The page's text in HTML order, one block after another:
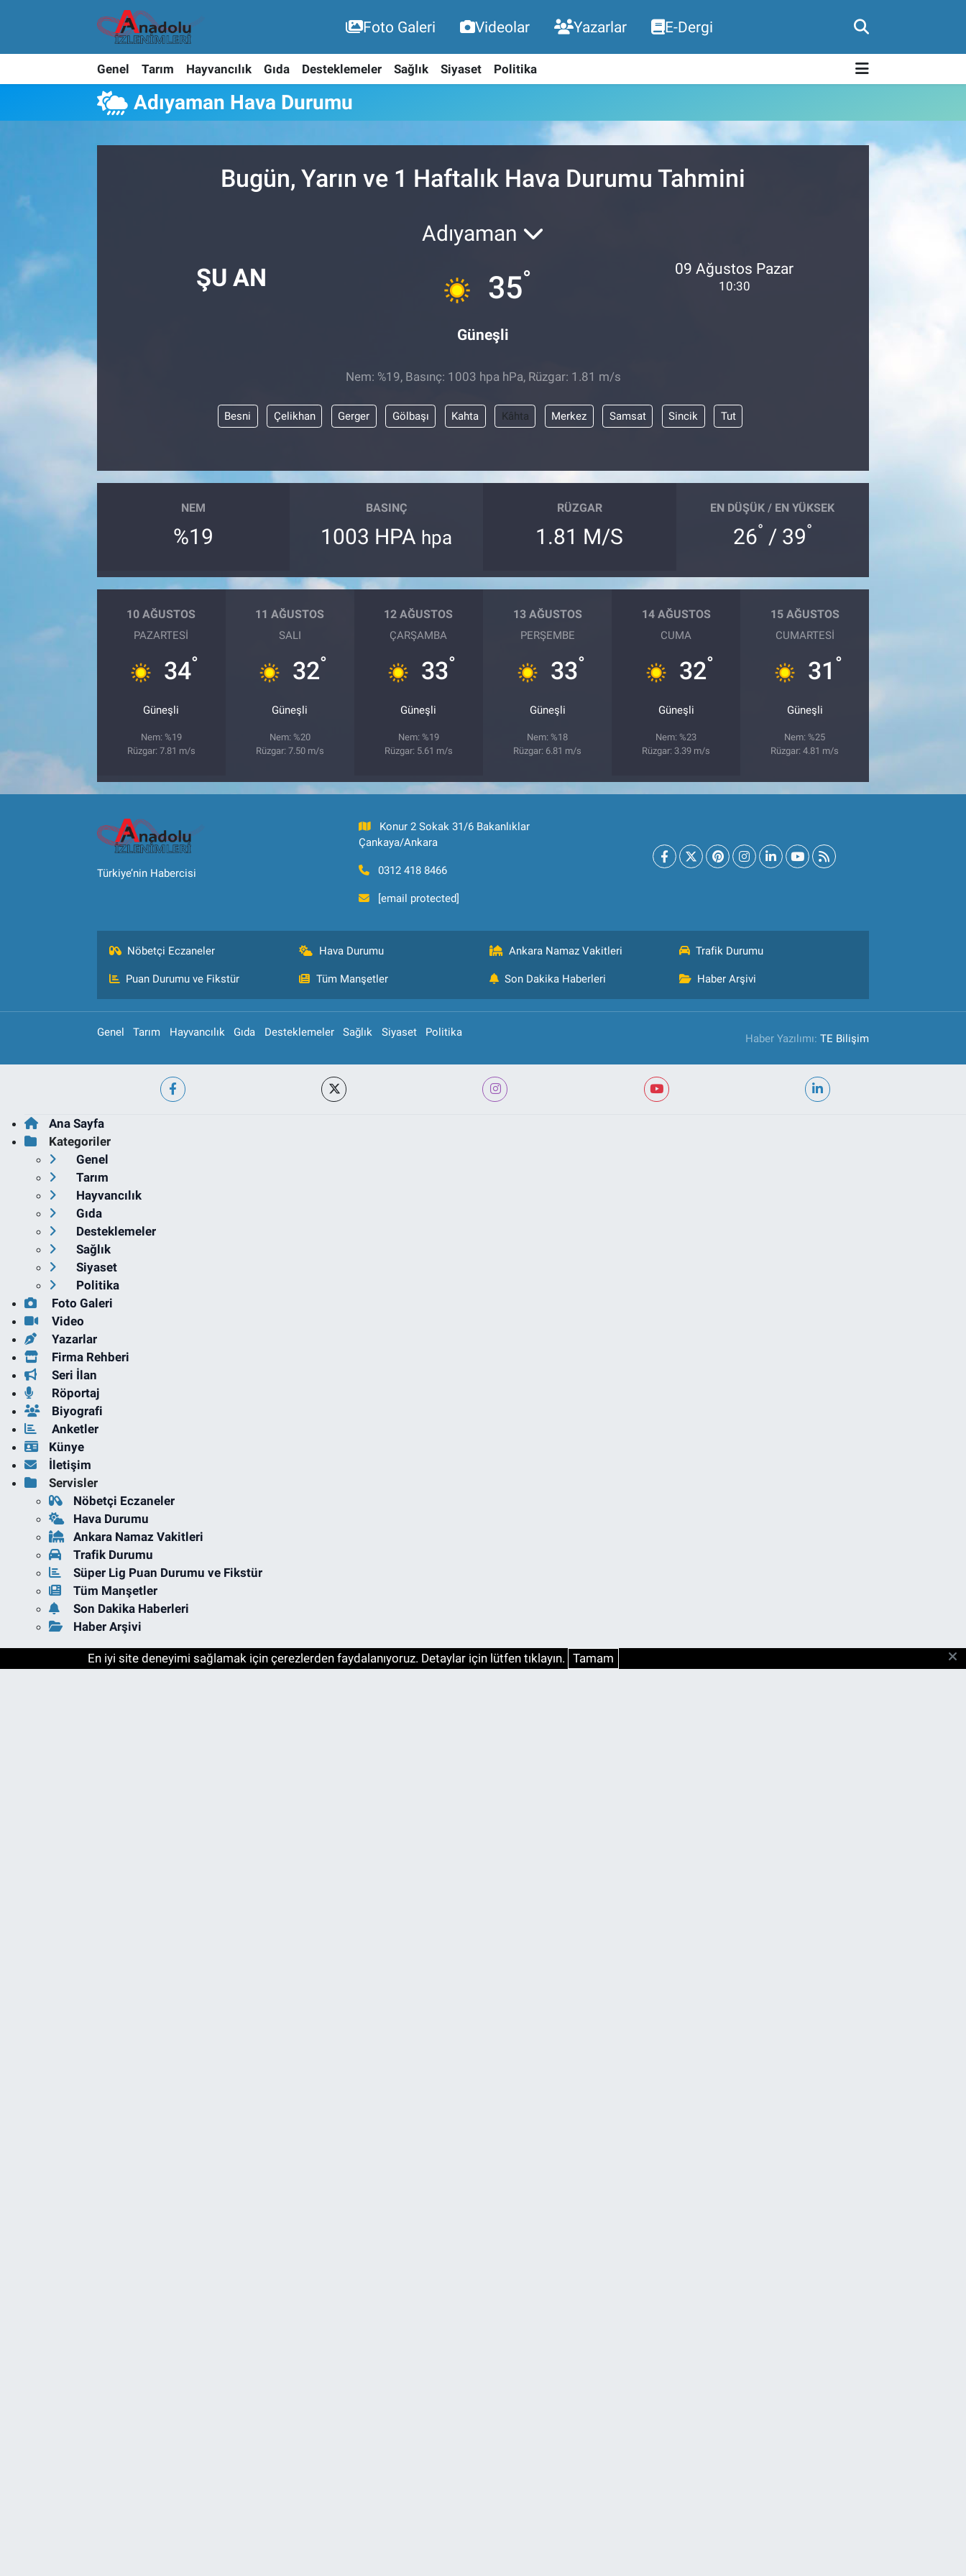
Foto Galeri Videolar Yazarlar E-Dergi
Genel Tarım Hayvancılık Gıda Desteklemeler Sağlık Siyaset Politika
Adıyaman Hava Durumu
Bugün, Yarın ve 1 Haftalık Hava Durumu Tahmini
ŞU AN
Adıyaman
35°
Güneşli
09 Ağustos Pazar
10:30
Nem: %19, Basınç: 1003 hpa hPa, Rüzgar: 1.81 m/s
Besni Çelikhan Gerger Gölbaşı Kahta Kâhta Merkez Samsat Sincik Tut
NEM
%19
BASINÇ
1003 HPA hpa
RÜZGAR
1.81 M/S
EN DÜŞÜK / EN YÜKSEK
26° / 39°
10 AĞUSTOS
PAZARTESI
34°
Güneşli
Nem: %19
Rüzgar: 7.81 m/s
11 AĞUSTOS
SALI
32°
Güneşli
Nem: %20
Rüzgar: 7.50 m/s
12 AĞUSTOS
ÇARŞAMBA
33°
Güneşli
Nem: %19
Rüzgar: 5.61 m/s
13 AĞUSTOS
PERŞEMBE
33°
Güneşli
Nem: %18
Rüzgar: 6.81 m/s
14 AĞUSTOS
CUMA
32°
Güneşli
Nem: %23
Rüzgar: 3.39 m/s
15 AĞUSTOS
CUMARTESI
31 °
Güneşli
Nem: %25
Rüzgar: 4.81 m/s
Türkiye’nin Habercisi
Konur 2 Sokak 31/6 Bakanlıklar
Çankaya/Ankara
0312 418 8466
[email protected]
Nöbetçi Eczaneler Hava Durumu Ankara Namaz Vakitleri Trafik Durumu
Puan Durumu ve Fikstür Tüm Manşetler Son Dakika Haberleri Haber Arşivi
Genel Tarım Hayvancılık Gıda Desteklemeler Sağlık Siyaset Politika Haber Yazılımı:TE Bilişim
Ana Sayfa
Kategoriler
Genel
Tarım
Hayvancılık
Gıda
Desteklemeler
Sağlık
Siyaset
Politika
Foto Galeri
Video
Yazarlar
Firma Rehberi
Seri İlan
Röportaj
Biyografi
Anketler
Künye
İletişim
Servisler
Nöbetçi Eczaneler
Hava Durumu
Ankara Namaz Vakitleri
Trafik Durumu
Süper Lig Puan Durumu ve Fikstür
Tüm Manşetler
Son Dakika Haberleri
Haber Arşivi
En iyi site deneyimi sağlamak için çerezlerden faydalanıyoruz. Detaylar için lütfen tıklayın. Tamam